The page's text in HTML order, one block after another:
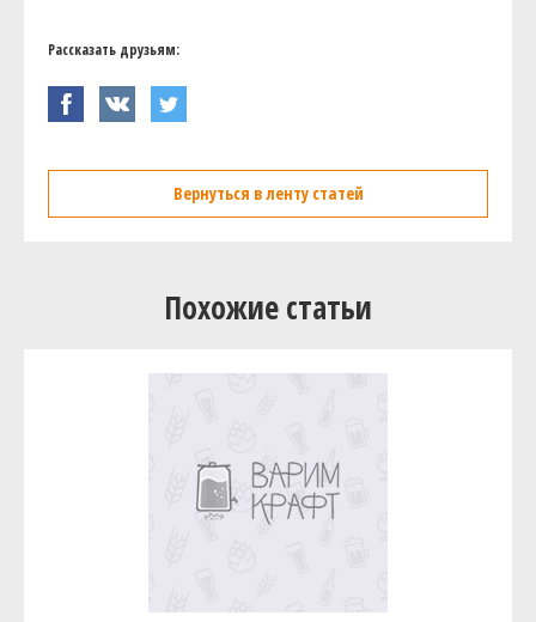
Рассказать друзьям:
Вернуться в ленту статей
Похожие статьи